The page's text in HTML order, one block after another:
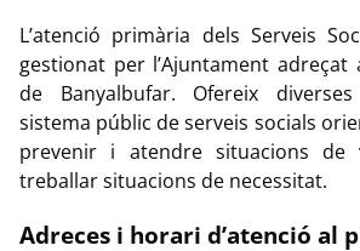
L’atenció primària dels Serveis
gestionat per l’Ajuntament
de Banyalbufar. Ofereix
sistema públic de serveis socials
prevenir i atendre situacions de
treballar situacions de necessitat.
Adreces i horari d’atenció al